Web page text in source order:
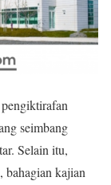
seimbang
Selain itu,
bahagian kajian